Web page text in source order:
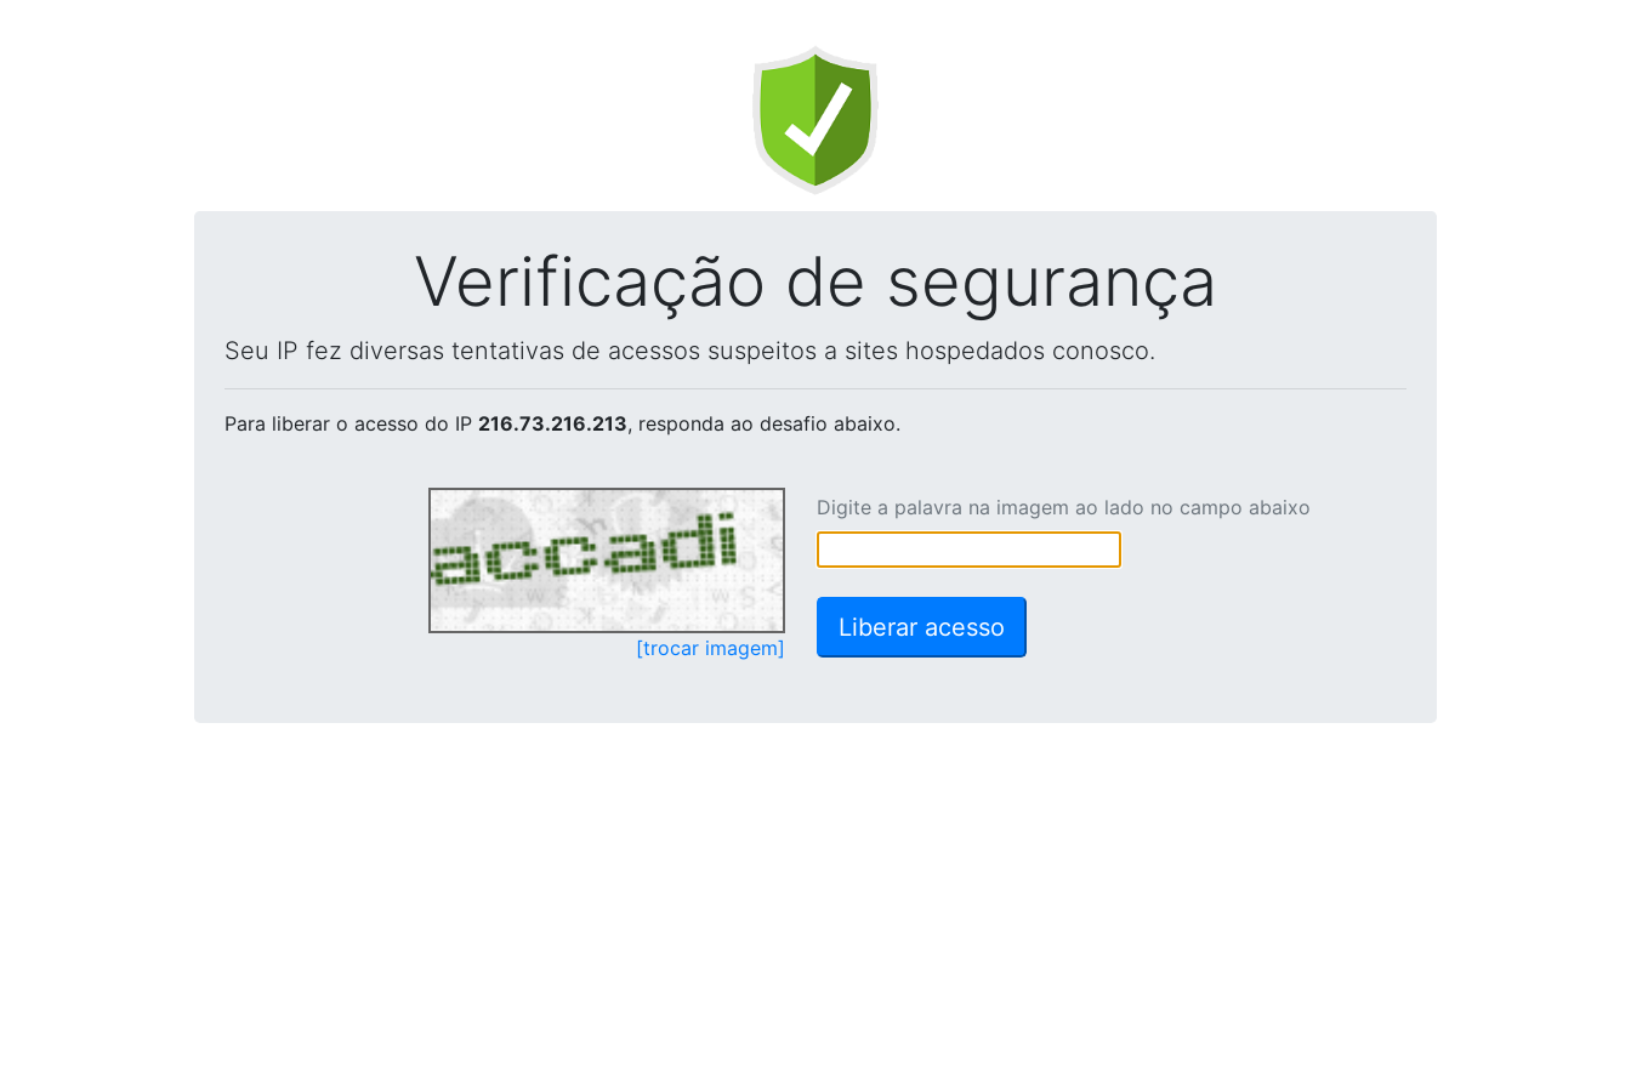
Verificação de segurança
Seu IP fez diversas tentativas de acessos suspeitos a sites hospedados conosco.
Para liberar o acesso do IP 216.73.216.213, responda ao desafio abaixo.
[trocar imagem]
Digite a palavra na imagem ao lado no campo abaixo